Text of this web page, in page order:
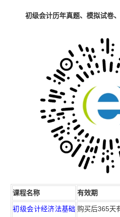
初级会计历年真题、模拟试卷
课程名称 有效期
初级会计经济法基础 购买后365天